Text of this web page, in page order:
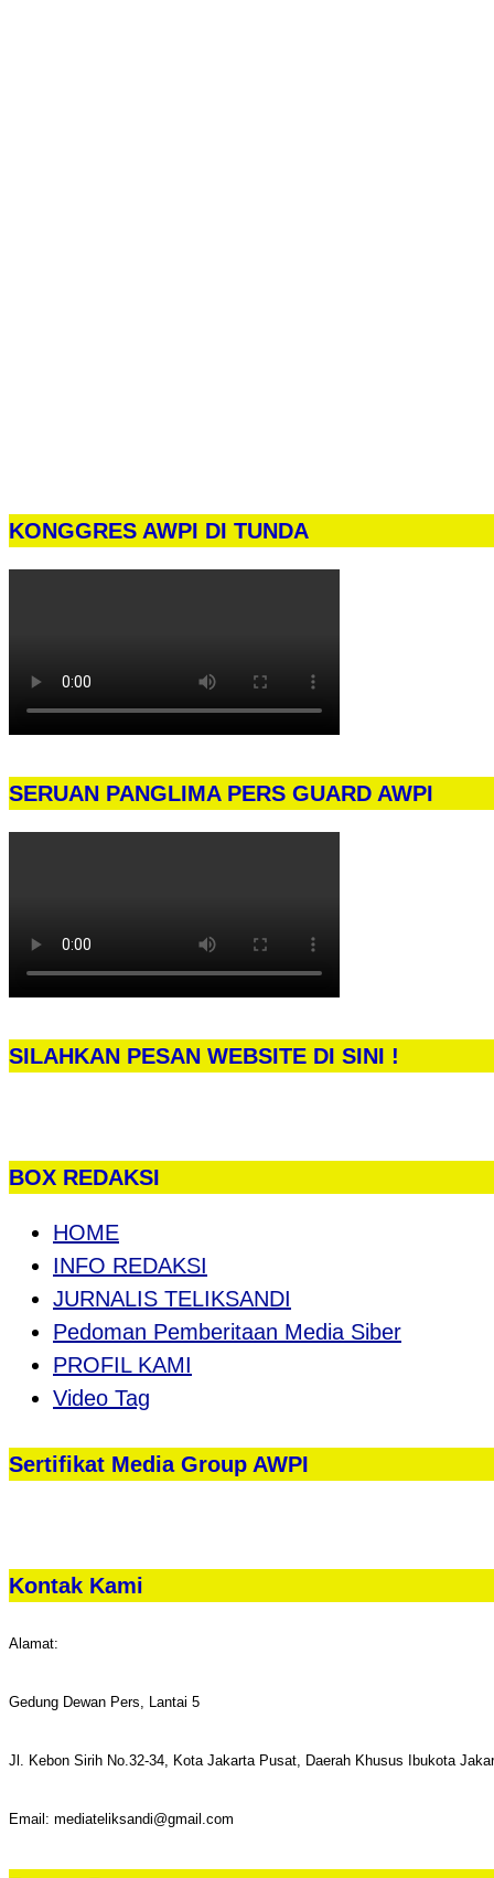
KONGGRES AWPI DI TUNDA
SERUAN PANGLIMA PERS GUARD AWPI
SILAHKAN PESAN WEBSITE DI SINI !
BOX REDAKSI
HOME
INFO REDAKSI
JURNALIS TELIKSANDI
Pedoman Pemberitaan Media Siber
PROFIL KAMI
Video Tag
Sertifikat Media Group AWPI
Kontak Kami
Alamat:
Gedung Dewan Pers, Lantai 5
Jl. Kebon Sirih No.32-34, Kota Jakarta Pusat, Daerah Khusus Ibukota
Email: mediateliksandi@gmail.com